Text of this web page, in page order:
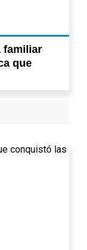
familiar
que